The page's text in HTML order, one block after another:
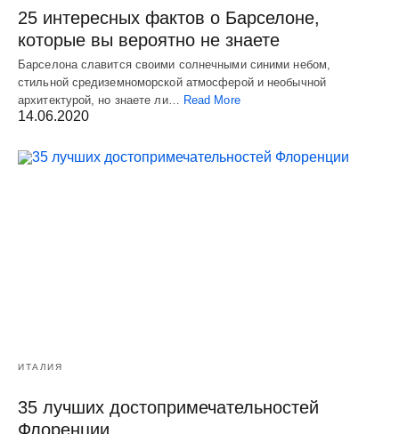
25 интересных фактов о Барселоне,
которые вы вероятно не знаете
Барселона славится своими солнечными синими небом,
стильной средиземноморской атмосферой и необычной
архитектурой, но знаете ли… Read More
14.06.2020
ИТАЛИЯ
35 лучших достопримечательностей
Флоренции